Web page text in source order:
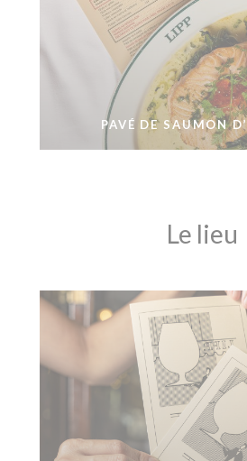
PAVÉ DE SAUMON
Le lieu